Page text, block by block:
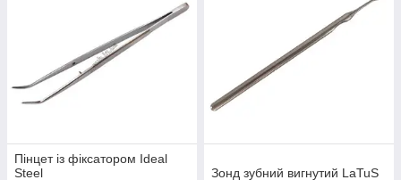
Пінцет із фіксатором Ideal
Steel
Зонд зубний вигнутий LaTuS